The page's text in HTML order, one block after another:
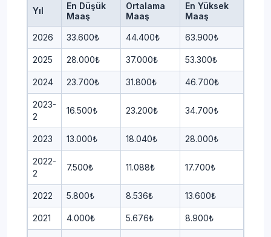
Yıl
En Düşük
Maaş
Ortalama
Maaş
En Yüksek
Maaş
2026 33.600₺ 44.400₺ 63.900₺
2025 28.000₺ 37.000₺ 53.300₺
2024 23.700₺ 31.800₺ 46.700₺
2023-
2
16.500₺ 23.200₺ 34.700₺
2023 13.000₺ 18.040₺ 28.000₺
2022-
2
7.500₺ 11.088₺ 17.700₺
2022 5.800₺ 8.536₺ 13.600₺
2021 4.000₺ 5.676₺ 8.900₺